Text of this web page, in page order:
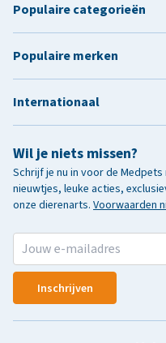
Wil je niets missen?
Schrijf je nu in voor de
nieuwtjes, leuke acties,
onze dierenarts. Voorwaarden
Inschrijven
Populaire categorieën
Populaire merken
Internationaal